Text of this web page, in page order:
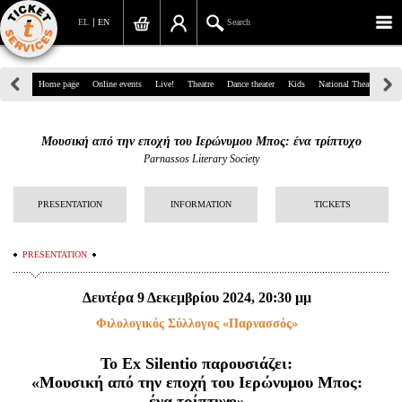
EN
EL Search
39, Panepistimiou Str, Athens
info@ticketservices.gr
Search
Sign up/Sign in
Search your order
Personal Data
Information
Home page Online events Live! Theatre Dance theater Kids National Theatre
Μουσική από την εποχή του Ιερώνυμου Μπος: ένα τρίπτυχο
Parnassos Literary Society
PRESENTATION INFORMATION TICKETS
PRESENTATION
Δευτέρα 9 Δεκεμβρίου 2024, 20:30 μμ
Φιλολογικός Σύλλογος «Παρνασσός»
Το Ex Silentio παρουσιάζει:
«Μουσική από την εποχή του Ιερώνυμου Μπος: